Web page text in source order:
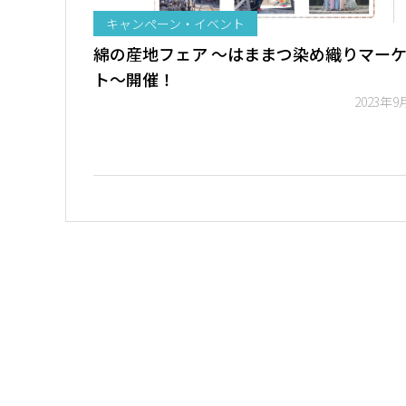
キャンペーン・イベント
綿の産地フェア ～はままつ染め織りマー
ト～開催！
2023年9